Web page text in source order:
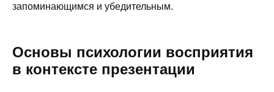
запоминающимся и убедительным.
Основы психологии восприятия
в контексте презентации